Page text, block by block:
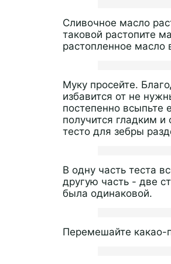
Сливочное масло
таковой растопите
растопленное масло
Муку просейте.
избавится от не
постепенно всыпьте
получится гладким
тесто для зебры
В одну часть теста
другую часть - две
была одинаковой.
Перемешайте какао-